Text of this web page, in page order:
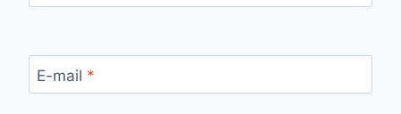
E-mail *